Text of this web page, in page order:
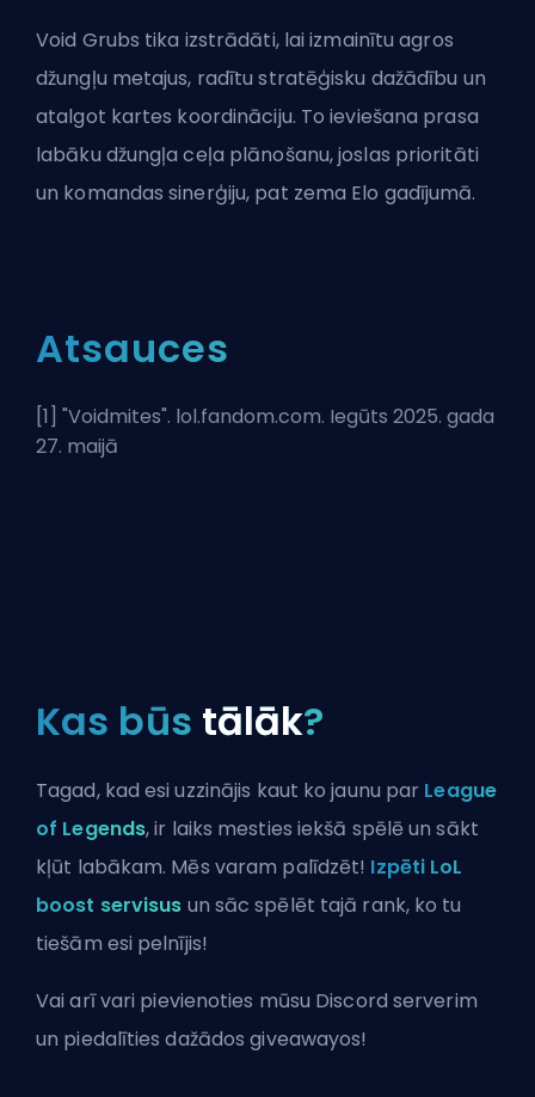
Void Grubs tika izstrādāti, lai izmainītu agros
džungļu metajus, radītu stratēģisku dažādību un
atalgot kartes koordināciju. To ieviešana prasa
labāku džungļa ceļa plānošanu, joslas prioritāti
un komandas sinerģiju, pat zema Elo gadījumā.
Atsauces
[1] "Voidmites". lol.fandom.com. Iegūts 2025. gada
27. maijā
Kas būs tālāk?
Tagad, kad esi uzzinājis kaut ko jaunu par League
of Legends, ir laiks mesties iekšā spēlē un sākt
kļūt labākam. Mēs varam palīdzēt! Izpēti LoL
boost servisus un sāc spēlēt tajā rank, ko tu
tiešām esi pelnījis!
Vai arī vari pievienoties mūsu Discord serverim
un piedalīties dažādos giveawayos!